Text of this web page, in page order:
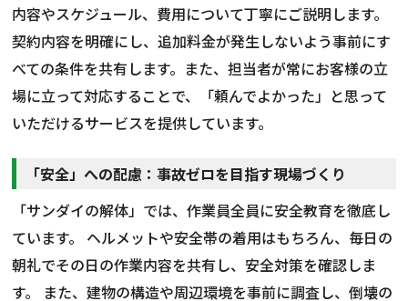
内容やスケジュール、費用について丁寧にご説明します。
契約内容を明確にし、追加料金が発生しないよう事前にす
べての条件を共有します。また、担当者が常にお客様の立
場に立って対応することで、「頼んでよかった」と思って
いただけるサービスを提供しています。
「安全」への配慮：事故ゼロを目指す現場づくり
「サンダイの解体」では、作業員全員に安全教育を徹底し
ています。 ヘルメットや安全帯の着用はもちろん、毎日の
朝礼でその日の作業内容を共有し、安全対策を確認しま
す。 また、建物の構造や周辺環境を事前に調査し、倒壊の